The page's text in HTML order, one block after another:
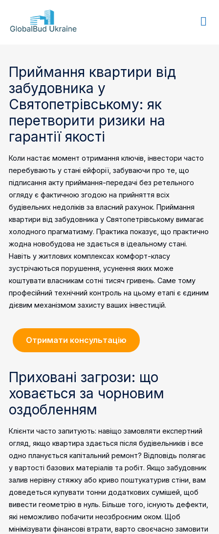
GLOBALBUD
Приймання квартири від
забудовника у
Святопетрівському: як
перетворити ризики на
гарантії якості
Коли настає момент отримання ключів, інвестори часто
перебувають у стані ейфорії, забуваючи про те, що
підписання акту приймання-передачі без ретельного
огляду є фактичною згодою на прийняття всіх
будівельних недоліків за власний рахунок. Приймання
квартири від забудовника у Святопетрівському вимагає
холодного прагматизму. Практика показує, що практично
жодна новобудова не здається в ідеальному стані.
Навіть у житлових комплексах комфорт-класу
зустрічаються порушення, усунення яких може
коштувати власникам сотні тисяч гривень. Саме тому
професійний технічний контроль на цьому етапі є єдиним
дієвим механізмом захисту ваших інвестицій.
Отримати консультацію
Приховані загрози: що
ховається за чорновим
оздобленням
Клієнти часто запитують: навіщо замовляти експертний
огляд, якщо квартира здається після будівельників і все
одно планується капітальний ремонт? Відповідь полягає
у вартості базових матеріалів та робіт. Якщо забудовник
залив нерівну стяжку або криво поштукатурив стіни, вам
доведеться купувати тонни додаткових сумішей, щоб
вивести геометрію в нуль. Більше того, існують дефекти,
які неможливо побачити неозброєним оком. Щоб
мінімізувати фінансові втрати, варто своєчасно замовити